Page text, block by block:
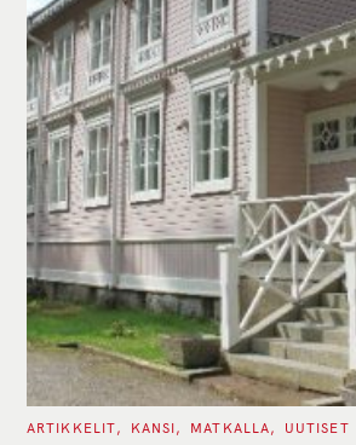
C
ARTIKKELIT KANSI MATKALLA UUTISET